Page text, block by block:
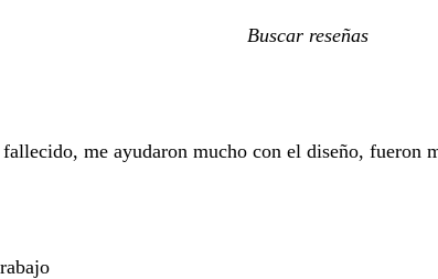
Mis
me ayudaron mucho con el diseño,